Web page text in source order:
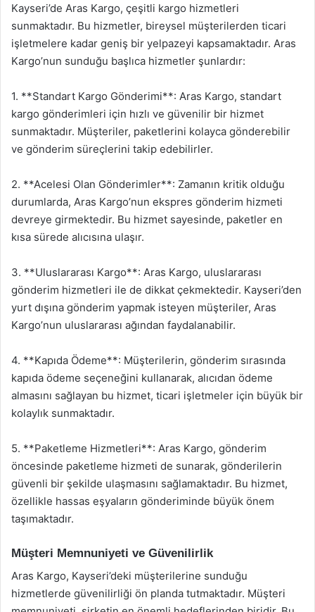
Kayseri’de Aras Kargo, çeşitli kargo hizmetleri
sunmaktadır. Bu hizmetler, bireysel müşterilerden ticari
işletmelere kadar geniş bir yelpazeyi kapsamaktadır. Aras
Kargo’nun sunduğu başlıca hizmetler şunlardır:
1. **Standart Kargo Gönderimi**: Aras Kargo, standart
kargo gönderimleri için hızlı ve güvenilir bir hizmet
sunmaktadır. Müşteriler, paketlerini kolayca gönderebilir
ve gönderim süreçlerini takip edebilirler.
2. **Acelesi Olan Gönderimler**: Zamanın kritik olduğu
durumlarda, Aras Kargo’nun ekspres gönderim hizmeti
devreye girmektedir. Bu hizmet sayesinde, paketler en
kısa sürede alıcısına ulaşır.
3. **Uluslararası Kargo**: Aras Kargo, uluslararası
gönderim hizmetleri ile de dikkat çekmektedir. Kayseri’den
yurt dışına gönderim yapmak isteyen müşteriler, Aras
Kargo’nun uluslararası ağından faydalanabilir.
4. **Kapıda Ödeme**: Müşterilerin, gönderim sırasında
kapıda ödeme seçeneğini kullanarak, alıcıdan ödeme
almasını sağlayan bu hizmet, ticari işletmeler için büyük bir
kolaylık sunmaktadır.
5. **Paketleme Hizmetleri**: Aras Kargo, gönderim
öncesinde paketleme hizmeti de sunarak, gönderilerin
güvenli bir şekilde ulaşmasını sağlamaktadır. Bu hizmet,
özellikle hassas eşyaların gönderiminde büyük önem
taşımaktadır.
Müşteri Memnuniyeti ve Güvenilirlik
Aras Kargo, Kayseri’deki müşterilerine sunduğu
hizmetlerde güvenilirliği ön planda tutmaktadır. Müşteri